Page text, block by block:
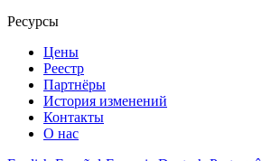
Ресурсы
Цены
Реестр
Партнёры
История изменений
Контакты
О нас